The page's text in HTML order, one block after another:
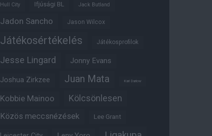
Hull City Ifjúsági BL Jack Butland
Jadon Sancho Jason Wilcox
Játékosértékelés Játékosprofilok
Jesse Lingard Jonny Evans
Joshua Zirkzee Juan Mata Karl Darlow
Kobbie Mainoo Kölcsönlesen
Közös meccsnézések Lee Grant